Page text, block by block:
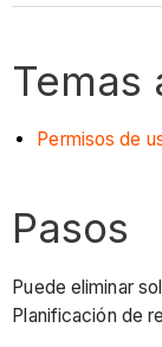
Temas
Permisos de
Pasos
Puede eliminar
Planificación de